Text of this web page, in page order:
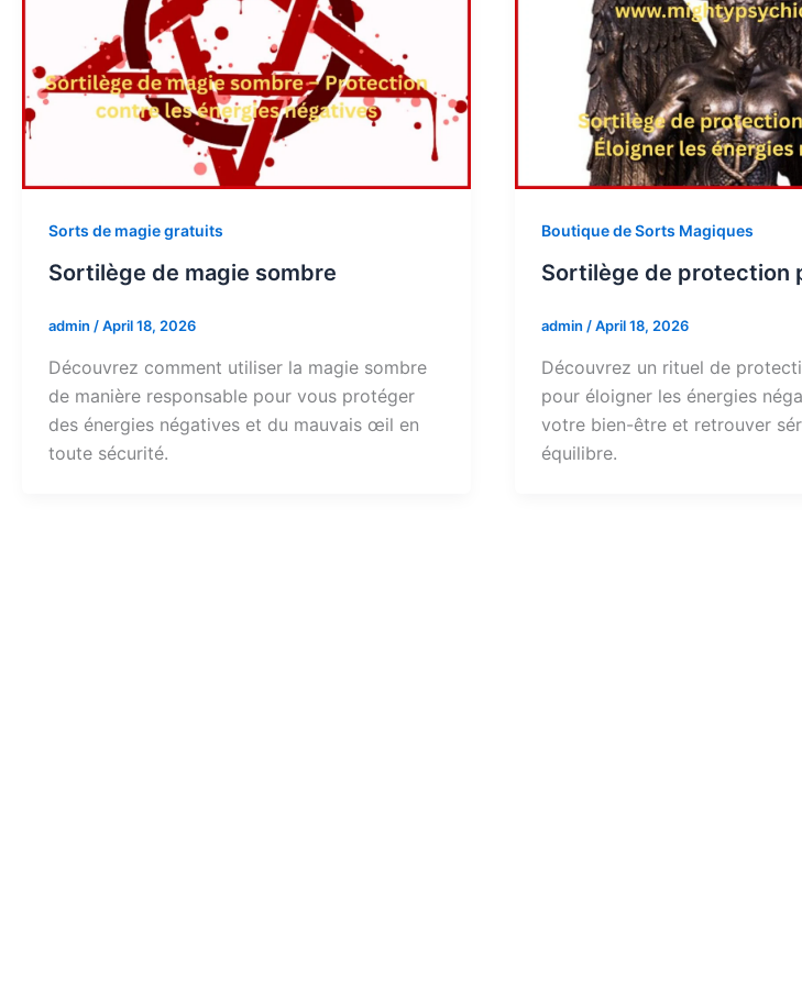
Sorts de magie gratuits
Sortilège de magie sombre
admin /April 18, 2026
Découvrez comment utiliser la magie sombre
de manière responsable pour vous protéger
des énergies négatives et du mauvais œil en
toute sécurité.
Boutique de Sorts Magiques
Sortilège de protection
admin /April 18, 2026
Découvrez un rituel de
pour éloigner les énergies
votre bien-être et retrouver
équilibre.